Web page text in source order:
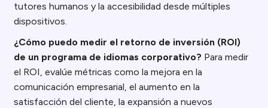
tutores humanos y la accesibilidad desde múltiples
dispositivos.
¿Cómo puedo medir el retorno de inversión (ROI)
de un programa de idiomas corporativo? Para medir
el ROI, evalúe métricas como la mejora en la
comunicación empresarial, el aumento en la
satisfacción del cliente, la expansión a nuevos